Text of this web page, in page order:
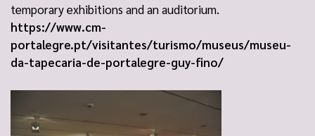
temporary exhibitions and an auditorium.
https://www.cm-
portalegre.pt/visitantes/turismo/museus/museu-
da-tapecaria-de-portalegre-guy-fino/